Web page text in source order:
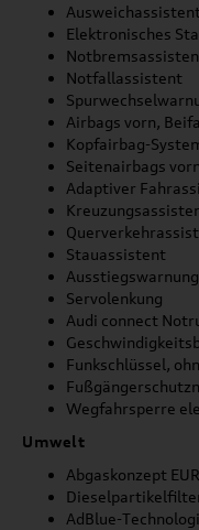
Elektronisches
Notfallassistent
Airbags vorn,
Kopfairbag-
Seitenairbags vorn
Adaptiver
Stauassistent
Ausstiegswarnung
Servolenkung
Audi connect
Funkschlüssel,
Wegfahrsperre
Umwelt
Abgaskonzept
AdBlue-